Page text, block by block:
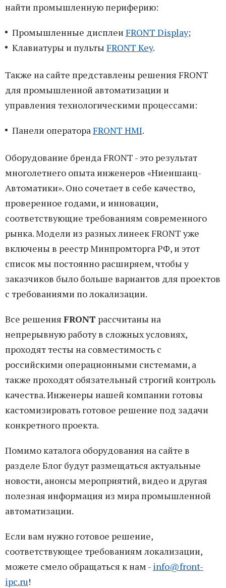
найти промышленную периферию:
Промышленные дисплеи FRONT Display;
Клавиатуры и пульты FRONT Key.
Также на сайте представлены решения FRONT
для промышленной автоматизации и
управления технологическими процессами:
Панели оператора FRONT HMI.
Оборудование бренда FRONT - это результат
многолетнего опыта инженеров «Ниеншанц-
Автоматики». Оно сочетает в себе качество,
проверенное годами, и инновации,
соответствующие требованиям современного
рынка. Модели из разных линеек FRONT уже
включены в реестр Минпромторга РФ, и этот
список мы постоянно расширяем, чтобы у
заказчиков было больше вариантов для проектов
с требованиями по локализации.
Все решения FRONT рассчитаны на
непрерывную работу в сложных условиях,
проходят тесты на совместимость с
российскими операционными системами, а
также проходят обязательный строгий контроль
качества. Инженеры нашей компании готовы
кастомизировать готовое решение под задачи
конкретного проекта.
Помимо каталога оборудования на сайте в
разделе Блог будут размещаться актуальные
новости, анонсы мероприятий, видео и другая
полезная информация из мира промышленной
автоматизации.
Если вам нужно готовое решение,
соответствующее требованиям локализации,
можете смело обращаться к нам - info@front-
ipc.ru!